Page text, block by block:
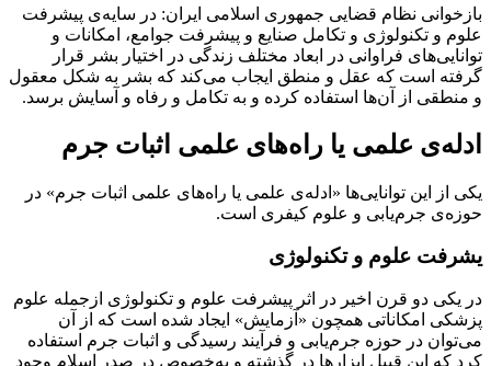
بازخوانی نظام قضایی جمهوری اسلامی ایران: در سایه‌ی پیشرفت
علوم و تکنولوژی و تکامل صنایع و پیشرفت جوامع، امکانات و
توانایی‌های فراوانی در ابعاد مختلف زندگی در اختیار بشر قرار
گرفته است که عقل و منطق ایجاب می‌کند که بشر به شکل معقول
و منطقی از آن‌ها استفاده کرده و به تکامل و رفاه و آسایش برسد.
ادله‌ی علمی یا راه‌های علمی اثبات جرم
یکی از این توانایی‌ها «ادله‌ی علمی یا راه‌های علمی اثبات جرم» در
حوزه‌ی جرم‌یابی و علوم کیفری است.
یشرفت علوم و تکنولوژی
در یکی دو قرن اخیر در اثر پیشرفت علوم و تکنولوژی ازجمله علوم
پزشکی امکاناتی همچون «آزمایش» ایجاد شده است که از آن
می‌توان در حوزه جرم‌یابی و فرآیند رسیدگی و اثبات جرم استفاده
کرد که این قبیل ابزارها در گذشته و به‌خصوص در صدر اسلام وجود